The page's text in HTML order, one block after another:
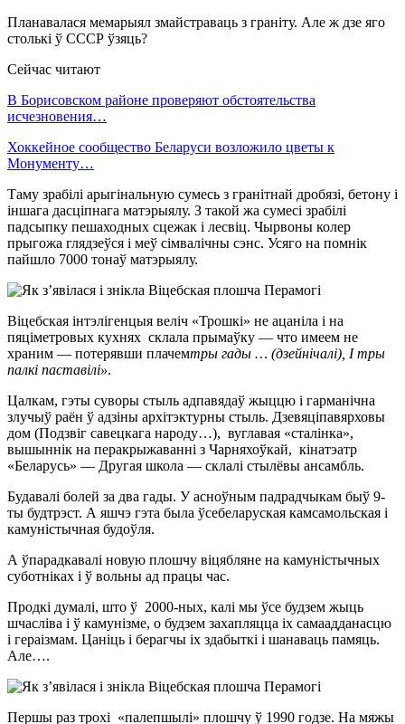
Планавалася мемарыял змайстраваць з граніту. Але ж дзе яго
столькі ў СССР ўзяць?
Сейчас читают
В Борисовском районе проверяют обстоятельства
исчезновения…
Хоккейное сообщество Беларуси возложило цветы к
Монументу…
Таму зрабілі арыгінальную сумесь з гранітнай дробязі, бетону і
іншага дасціпнага матэрыялу. З такой жа сумесі зрабілі
падсыпку пешаходных сцежак і лесвіц. Чырвоны колер
прыгожа глядзеўся і меў сімвалічны сэнс. Усяго на помнік
пайшло 7000 тонаў матэрыялу.
Віцебская інтэлігенцыя веліч «Трошкі» не ацаніла і на
пяціметровых кухнях склала прымаўку — что имеем не
храним — потерявши плачемтры гады … (дзейнічалі), І тры
палкі паставілі».
Цалкам, гэты суворы стыль адпавядаў жыццю і гарманічна
злучыў раён ў адзіны архітэктурны стыль. Дзевяціпавярховы
дом (Подзвіг савецкага народу…), вуглавая «сталінка»,
вышыннік на перакрыжаванні з Чарняхоўкай, кінатэатр
«Беларусь» — Другая школа — склалі стылёвы ансамбль.
Будавалі болей за два гады. У асноўным падрадчыкам быў 9-
ты будтрэст. А яшчэ гэта была ўсебеларуская камсамольская і
камуністычная будоўля.
А ўпарадкавалі новую плошчу віцябляне на камуністычных
суботніках і ў вольны ад працы час.
Продкі думалі, што ў 2000-ных, калі мы ўсе будзем жыць
шчасліва і ў камунізме, о будзем захапляцца іх самаадданасцю
і гераізмам. Цаніць і берагчы іх здабыткі і шанаваць памяць.
Але….
Першы раз трохі «палепшылі» плошчу ў 1990 годзе. На мяжы